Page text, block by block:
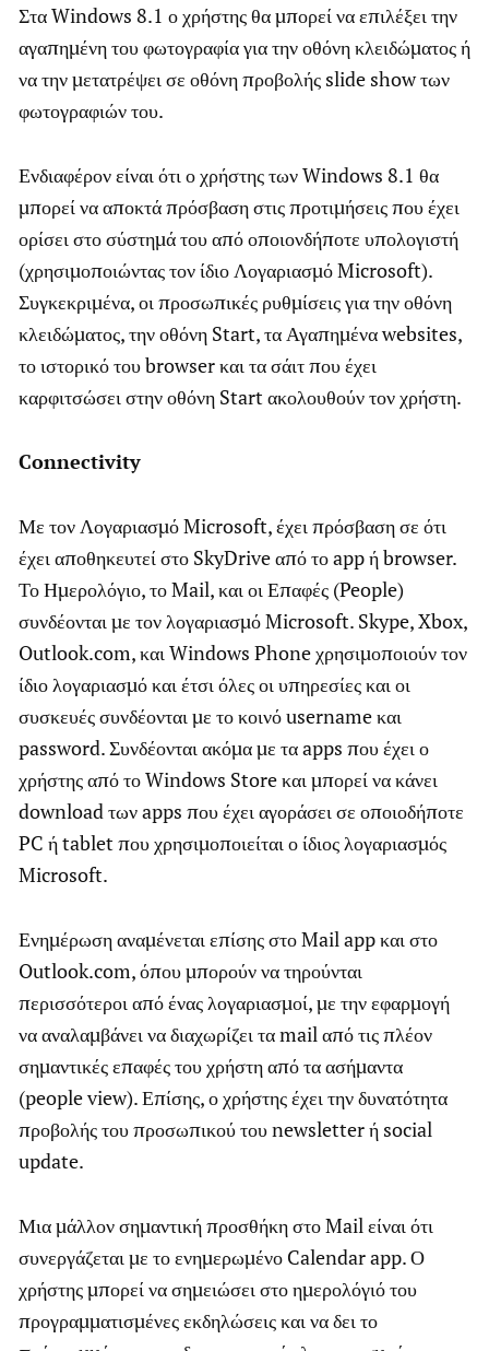
Στα Windows 8.1 ο χρήστης θα μπορεί να επιλέξει την
αγαπημένη του φωτογραφία για την οθόνη κλειδώματος ή
να την μετατρέψει σε οθόνη προβολής slide show των
φωτογραφιών του.
Ενδιαφέρον είναι ότι ο χρήστης των Windows 8.1 θα
μπορεί να αποκτά πρόσβαση στις προτιμήσεις που έχει
ορίσει στο σύστημά του από οποιονδήποτε υπολογιστή
(χρησιμοποιώντας τον ίδιο Λογαριασμό Microsoft).
Συγκεκριμένα, οι προσωπικές ρυθμίσεις για την οθόνη
κλειδώματος, την οθόνη Start, τα Αγαπημένα websites,
το ιστορικό του browser και τα σάιτ που έχει
καρφιτσώσει στην οθόνη Start ακολουθούν τον χρήστη.
Connectivity
Με τον Λογαριασμό Microsoft, έχει πρόσβαση σε ότι
έχει αποθηκευτεί στο SkyDrive από το app ή browser.
Το Ημερολόγιο, το Mail, και οι Επαφές (People)
συνδέονται με τον λογαριασμό Microsoft. Skype, Xbox,
Outlook.com, και Windows Phone χρησιμοποιούν τον
ίδιο λογαριασμό και έτσι όλες οι υπηρεσίες και οι
συσκευές συνδέονται με το κοινό username και
password. Συνδέονται ακόμα με τα apps που έχει ο
χρήστης από το Windows Store και μπορεί να κάνει
download των apps που έχει αγοράσει σε οποιοδήποτε
PC ή tablet που χρησιμοποιείται ο ίδιος λογαριασμός
Microsoft.
Ενημέρωση αναμένεται επίσης στο Mail app και στο
Outlook.com, όπου μπορούν να τηρούνται
περισσότεροι από ένας λογαριασμοί, με την εφαρμογή
να αναλαμβάνει να διαχωρίζει τα mail από τις πλέον
σημαντικές επαφές του χρήστη από τα ασήμαντα
(people view). Επίσης, ο χρήστης έχει την δυνατότητα
προβολής του προσωπικού του newsletter ή social
update.
Μια μάλλον σημαντική προσθήκη στο Mail είναι ότι
συνεργάζεται με το ενημερωμένο Calendar app. Ο
χρήστης μπορεί να σημειώσει στο ημερολόγιό του
προγραμματισμένες εκδηλώσεις και να δει το